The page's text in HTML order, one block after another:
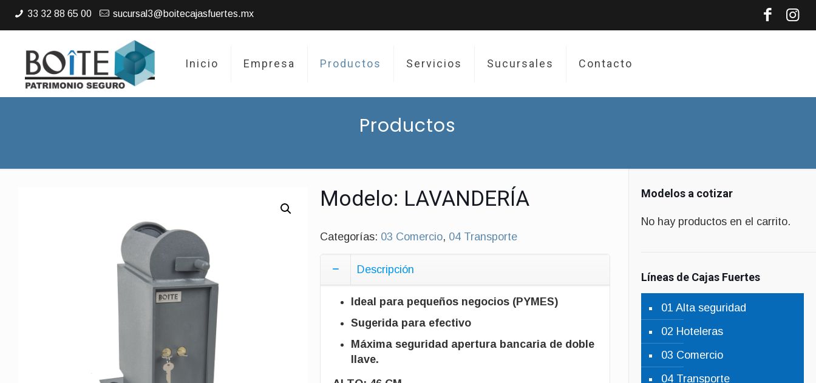
33 32 88 65 00 sucursal3@boitecajasfuertes.mx
Inicio Empresa Productos Servicios Sucursales Contacto
Productos
Modelo: LAVANDERÍA
Categorías: 03 Comercio, 04 Transporte
Descripción
Ideal para pequeños negocios (PYMES)
Sugerida para efectivo
Máxima seguridad apertura bancaria de doble
llave.
Modelos a cotizar
No hay productos en el carrito.
Líneas de Cajas Fuertes
01 Alta seguridad
02 Hoteleras
03 Comercio
04 Transporte